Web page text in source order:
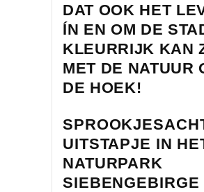
DAT OOK HET
ÍN EN OM DE
KLEURRIJK KAN
MET DE NATUUR
DE HOEK!
UITSTAPJE IN
NATURPARK
SIEBENGEBIRGE